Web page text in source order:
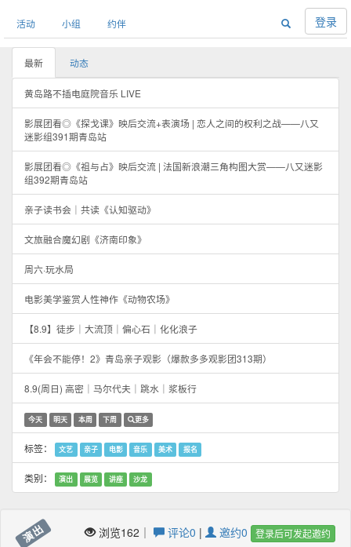
活动 小组 约伴 登录
最新 动态
黄岛路不插电庭院音乐 LIVE
影展团看◎《探戈课》映后交流+表演场 | 恋人之间的权利之战——八又
迷影组391期青岛站
影展团看◎《祖与占》映后交流 | 法国新浪潮三角构图大赏——八又迷影
组392期青岛站
亲子读书会｜共读《认知驱动》
文旅融合魔幻剧《济南印象》
周六·玩水局
电影美学鉴赏人性神作《动物农场》
【8.9】徒步｜大流顶｜偏心石｜化化浪子
《年会不能停！2》青岛亲子观影（爆款多多观影团313期）
8.9(周日) 高密｜马尔代夫｜跳水｜浆板行
今天 明天 本周 下周 更多
标签： 文艺 亲子 电影 音乐 美术 报名
类别： 演出 展览 讲座 沙龙
演出 浏览162｜ 评论0 | 邀约0 登录后可发起邀约